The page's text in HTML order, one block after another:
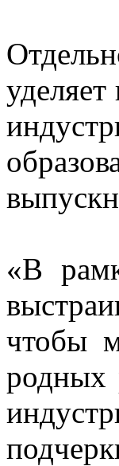
«В
чтобы
родных